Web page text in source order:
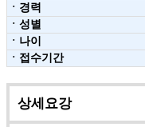
ㆍ경력
ㆍ성별
ㆍ나이
ㆍ접수기간
상세요강